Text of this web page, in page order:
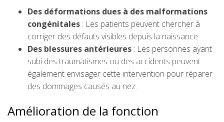
Des déformations dues à des malformations
congénitales : Les patients peuvent chercher à
corriger des défauts visibles depuis la naissance.
Des blessures antérieures : Les personnes ayant
subi des traumatismes ou des accidents peuvent
également envisager cette intervention pour réparer
des dommages causés au nez.
Amélioration de la fonction